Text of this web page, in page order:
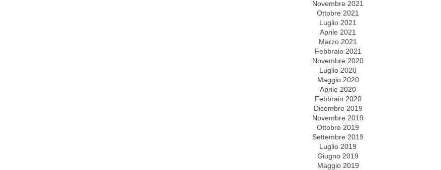
Novembre 2021
Ottobre 2021
Luglio 2021
Aprile 2021
Marzo 2021
Febbraio 2021
Novembre 2020
Luglio 2020
Maggio 2020
Aprile 2020
Febbraio 2020
Dicembre 2019
Novembre 2019
Ottobre 2019
Settembre 2019
Luglio 2019
Giugno 2019
Maggio 2019